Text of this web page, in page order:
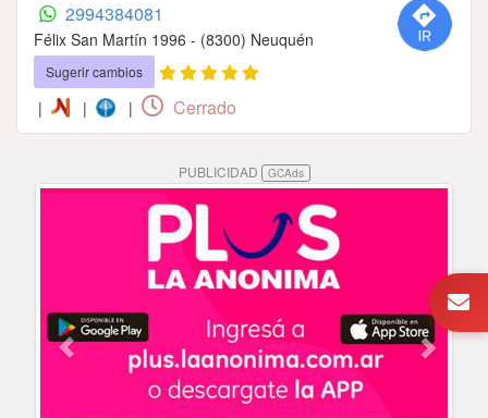
2994384081
Félix San Martín 1996 - (8300) Neuquén
Sugerir cambios
| | | Cerrado
PUBLICIDAD GCAds